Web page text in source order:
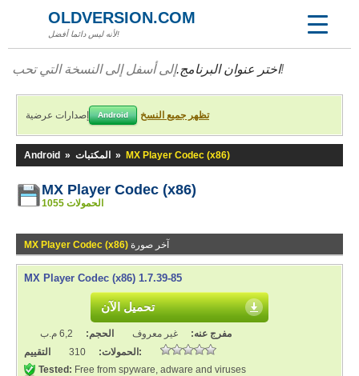
OLDVERSION.COM
لأنه ليس دائما أفضل!
اختر عنوان البرنامج.إلى أسفل إلى النسخة التي تحب!
إصدارات عرضية Android تظهر جميع النسخ
Android » المكتبات » MX Player Codec (x86)
MX Player Codec (x86)
1055 الحمولات
MX Player Codec (x86) آخر صورة
MX Player Codec (x86) 1.7.39-85
تحميل الآن
مفرج عنه: غير معروف الحجم:
6,2 م.ب
الحمولات:
310
التقييم:
Tested: Free from spyware, adware and viruses